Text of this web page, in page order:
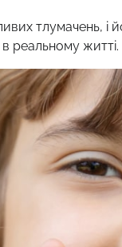
тлумачень, і
реальному житті.